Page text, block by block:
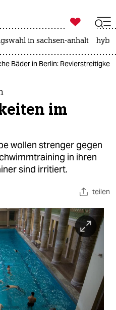
ich

taz zahl ich
in sachsen-anhalt
Bäder in Berlin:
im
wollen strenger gegen
in ihren
sind irritiert.
teilen